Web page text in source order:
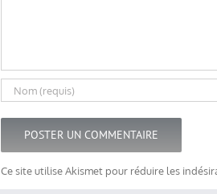
Ce site utilise Akismet pour réduire les